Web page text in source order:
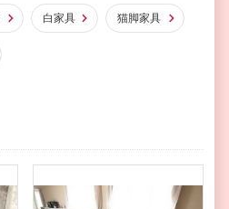
白家具 猫脚家具